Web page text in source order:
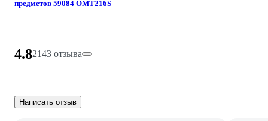
предметов 59084 OMT216S
4.82143 отзыва
Написать отзыв